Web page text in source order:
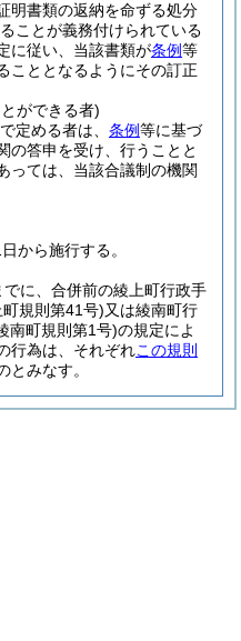
明書類の返納を命ずる処分
ことが義務付けられている
に従い、当該書類が条例等
こととなるようにその訂正
ができる者)
定める者は、 条例等に基づ
の答申を受け、行うことと
っては、当該合議制の機関
から施行する。
に、合併前の綾上町行政手
規則第41号)又は綾南町行
南町規則第1号)の規定によ
行為は、それぞれこの規則
とみなす。